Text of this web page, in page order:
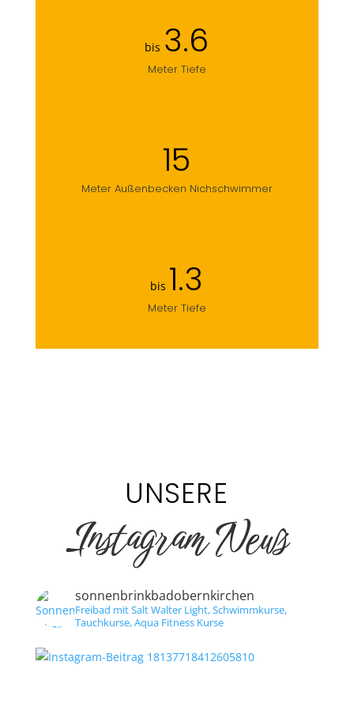
bis 3.6
Meter Tiefe
15
Meter Außenbecken Nichschwimmer
bis 1.3
Meter Tiefe
UNSERE
Instagram News
sonnenbrinkbadobernkirchen
Freibad mit Salt Walter Light,Schwimmkurse,
Tauchkurse,Aqua Fitness Kurse